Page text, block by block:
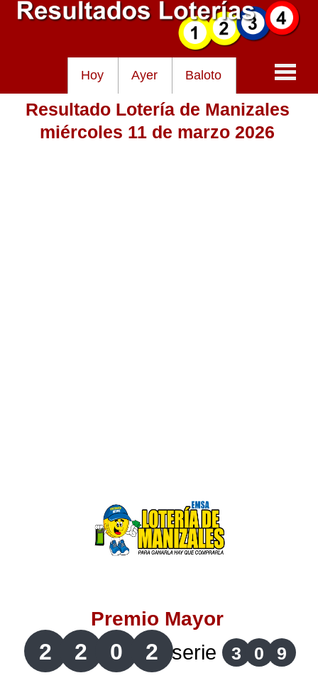
Hoy Ayer Baloto
Baloto
Lotería de Risaralda
Lotería de Santander
Lotería del Cauca
Resultado Lotería de Manizales
miércoles 11 de marzo 2026
Premio Mayor
2 2 0 2 serie 3 0 9